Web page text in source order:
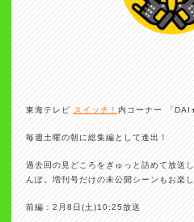
東海テレビ スイッチ！ 内コーナー 「
毎週土曜の朝に総集編として進出！
過去回の見どころをぎゅっと詰めて放送
んぽ。増刊号だけの未公開シーンもお楽し
前編：2月8日(土)10:25放送